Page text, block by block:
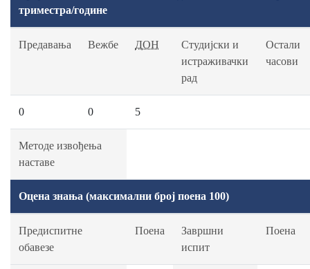
триместра/године
Предавања Вежбе ДОН
Студијски и
истраживачки
рад
Остали
часови
0 0 5
Методе извођења
наставе
Оцена знања (максимални број поена 100)
Предиспитне
обавезе
Поена
Завршни
испит
Поена